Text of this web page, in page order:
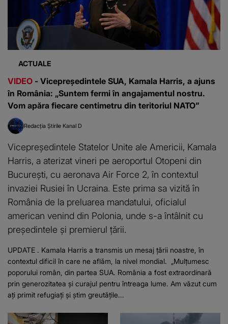
ACTUALE
VIDEO - Vicepreședintele SUA, Kamala Harris, a ajuns
în România: „Suntem fermi în angajamentul nostru.
Vom apăra fiecare centimetru din teritoriul NATO”
Redacția Știrile Kanal D
Vicepreşedintele Statelor Unite ale Americii, Kamala
Harris, a aterizat vineri pe aeroportul Otopeni din
Bucureşti, cu aeronava Air Force 2, în contextul
invaziei Rusiei în Ucraina. Este prima sa vizită în
România de la preluarea mandatului, oficialul
american venind din Polonia, unde s-a întâlnit cu
președintele și premierul țării.
UPDATE . Kamala Harris a transmis un mesaj țării noastre, în
contextul dificil în care ne aflăm, la nivel mondial. „Mulțumesc
poporului român, din partea SUA. România a fost extraordinară
prin generozitatea și curajul pentru întreaga lume. Am văzut cum
ați primit refugiați și știm greutățile...